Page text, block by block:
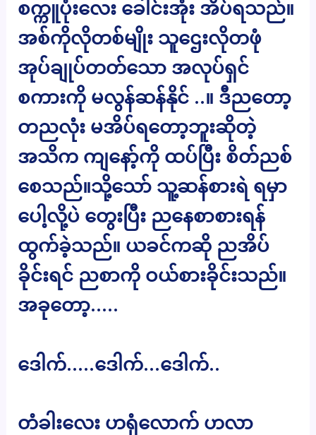
စက္ကူပုံးလေး ခေါင်းအုံး အိပ်ရသည်။
အစ်ကိုလိုတစ်မျိုး သူဌေးလိုတဖုံ
အုပ်ချုပ်တတ်သော အလုပ်ရှင်
စကားကို မလွန်ဆန်နိုင် ..။ ဒီညတော့
တညလုံး မအိပ်ရတော့ဘူးဆိုတဲ့
အသိက ကျနော့်ကို ထပ်ပြီး စိတ်ညစ်
စေသည်။သို့သော် သူ့ဆန်စားရဲ ရမှာ
ပေါ့လို့ပဲ တွေးပြီး ညနေစာစားရန်
ထွက်ခဲ့သည်။ ယခင်ကဆို ညအိပ်
ခိုင်းရင် ညစာကို ဝယ်စားခိုင်းသည်။
အခုတော့…..
ဒေါက်…..ဒေါက်…ဒေါက်..
တံခါးလေး ဟရုံလောက် ဟလာ